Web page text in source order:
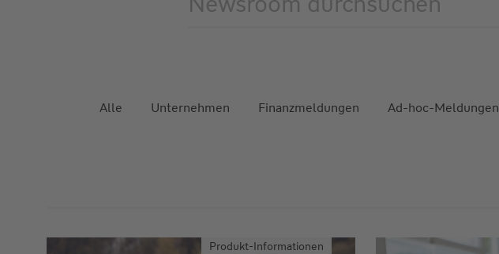
Alle Unternehmen Finanzmeldungen Ad-hoc-Meldungen
Produkt-Informationen